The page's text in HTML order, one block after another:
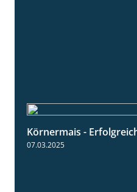
Körnermais -
07.03.2025